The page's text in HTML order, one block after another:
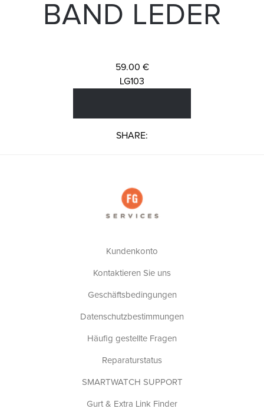
BAND LEDER
59.00 €
LG103
SHARE:
Kundenkonto
Kontaktieren Sie uns
Geschäftsbedingungen
Datenschutzbestimmungen
Häufig gestellte Fragen
Reparaturstatus
SMARTWATCH SUPPORT
Gurt & Extra Link Finder